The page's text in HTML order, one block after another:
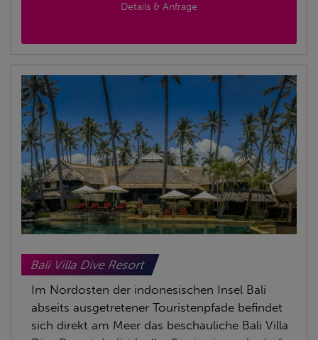
Details & Anfrage
Bali Villa Dive Resort
Im Nordosten der indonesischen Insel Bali
abseits ausgetretener Touristenpfade befindet
sich direkt am Meer das beschauliche Bali Villa